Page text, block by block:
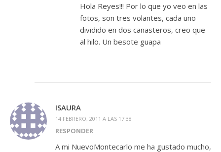
Hola Reyes!!! Por lo que yo veo en las
fotos, son tres volantes, cada uno
dividido en dos canasteros, creo que
al hilo. Un besote guapa
ISAURA
14 FEBRERO, 2011 A LAS 17:38
RESPONDER
A mi NuevoMontecarlo me ha gustado mucho,